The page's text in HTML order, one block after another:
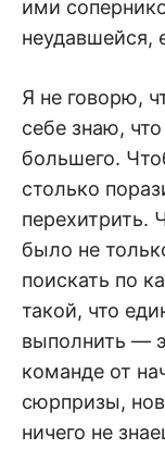
ими
неудавшейся,
Я не говорю,
себе знаю,
большего.
столько
перехитрить.
было не
поискать по
такой, что
выполнить —
команде от
сюрпризы,
ничего не